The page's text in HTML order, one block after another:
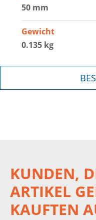
50 mm
Gewicht
0.135 kg
KUNDEN,
ARTIKEL
KAUFTEN